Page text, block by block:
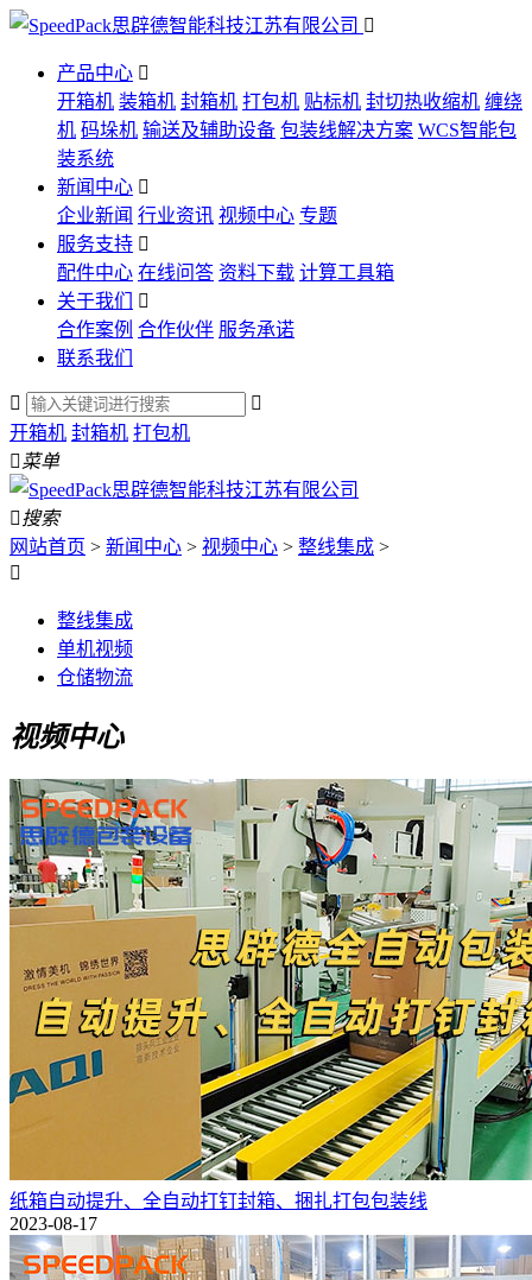

产品中心 
开箱机 装箱机 封箱机 打包机 贴标机 封切热收缩机 缠绕
机 码垛机 输送及辅助设备 包装线解决方案 WCS智能包
装系统
新闻中心 
企业新闻 行业资讯 视频中心 专题
服务支持 
配件中心 在线问答 资料下载 计算工具箱
关于我们

合作案例 合作伙伴 服务承诺
联系我们


开箱机 封箱机 打包机
菜单
搜索
网站首页 > 新闻中心 > 视频中心 > 整线集成 >

整线集成
单机视频
仓储物流
视频中心
纸箱自动提升、全自动打钉封箱、捆扎打包包装线
2023-08-17